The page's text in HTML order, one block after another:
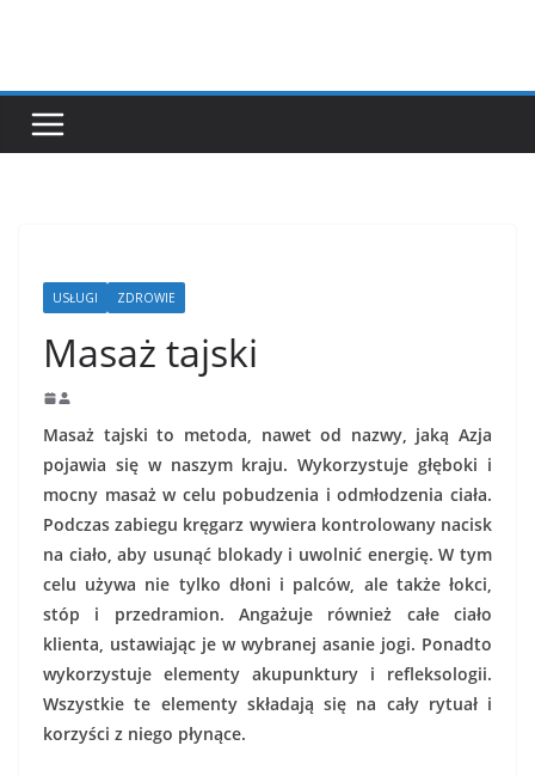
USŁUGI ZDROWIE
Masaż tajski
Masaż tajski to metoda, nawet od nazwy, jaką Azja
pojawia się w naszym kraju. Wykorzystuje głęboki i
mocny masaż w celu pobudzenia i odmłodzenia ciała.
Podczas zabiegu kręgarz wywiera kontrolowany nacisk
na ciało, aby usunąć blokady i uwolnić energię. W tym
celu używa nie tylko dłoni i palców, ale także łokci,
stóp i przedramion. Angażuje również całe ciało
klienta, ustawiając je w wybranej asanie jogi. Ponadto
wykorzystuje elementy akupunktury i refleksologii.
Wszystkie te elementy składają się na cały rytuał i
korzyści z niego płynące.